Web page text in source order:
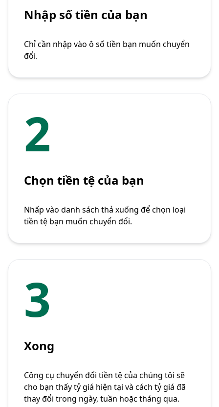
Nhập số tiền của bạn
Chỉ cần nhập vào ô số tiền bạn muốn chuyển
đổi.
2
Chọn tiền tệ của bạn
Nhấp vào danh sách thả xuống để chọn loại
tiền tệ bạn muốn chuyển đổi.
3
Xong
Công cụ chuyển đổi tiền tệ của chúng tôi sẽ
cho bạn thấy tỷ giá hiện tại và cách tỷ giá đã
thay đổi trong ngày, tuần hoặc tháng qua.